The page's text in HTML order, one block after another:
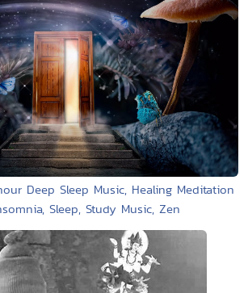
Deep Sleep Music, Healing Meditation
Sleep, Study Music, Zen